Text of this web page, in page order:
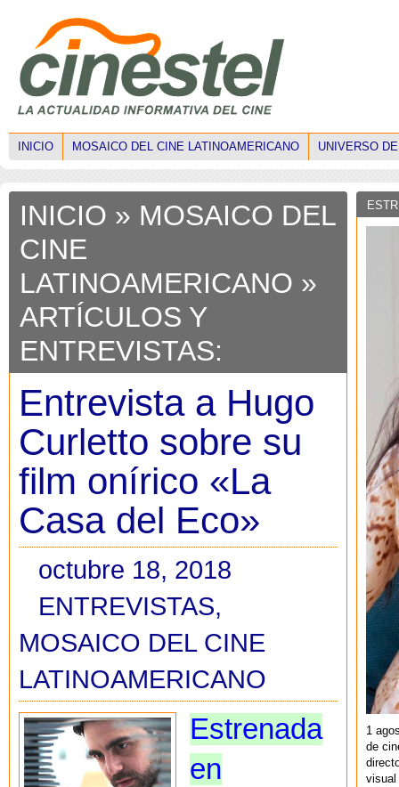
INICIO MOSAICO DEL CINE LATINOAMERICANO UNIVERSO
INICIO » MOSAICO DEL
CINE
LATINOAMERICANO »
ARTÍCULOS Y
ENTREVISTAS:
Entrevista a Hugo
Curletto sobre su
film onírico «La
Casa del Eco»
octubre 18, 2018
ENTREVISTAS,
MOSAICO DEL CINE
LATINOAMERICANO
Estrenada
en
1
de
visual